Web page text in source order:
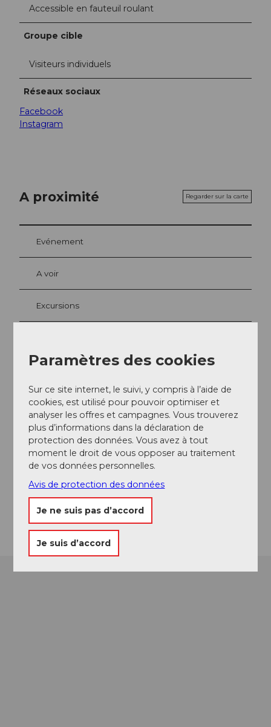
Accessible en fauteuil roulant
Groupe cible
Visiteurs individuels
Réseaux sociaux
Facebook
Instagram
A proximité Regarder sur la carte
Evénement
A voir
Excursions
Adresse
Bahnhofstrasse 30
6000Luzern
+41 (0)41 210 16 66
mail@wilden-mann.ch
Website
Facebook
Instagram
Arrivée
Paramètres des cookies
Sur ce site internet, le suivi, y compris à l’aide de
cookies, est utilisé pour pouvoir optimiser et
analyser les offres et campagnes. Vous trouverez
plus d’informations dans la déclaration de
protection des données. Vous avez à tout
moment le droit de vous opposer au traitement
de vos données personnelles.
Avis de protection des données
Je ne suis pas d’accord
Je suis d’accord